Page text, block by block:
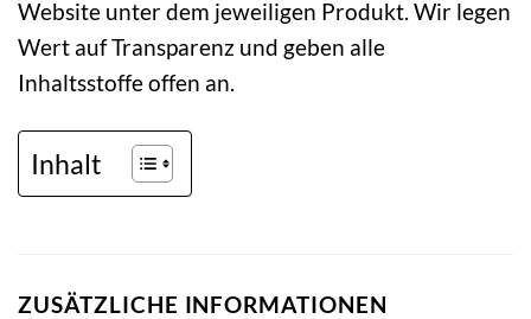
Website unter dem jeweiligen Produkt. Wir legen
Wert auf Transparenz und geben alle
Inhaltsstoffe offen an.
Inhalt
ZUSÄTZLICHE INFORMATIONEN